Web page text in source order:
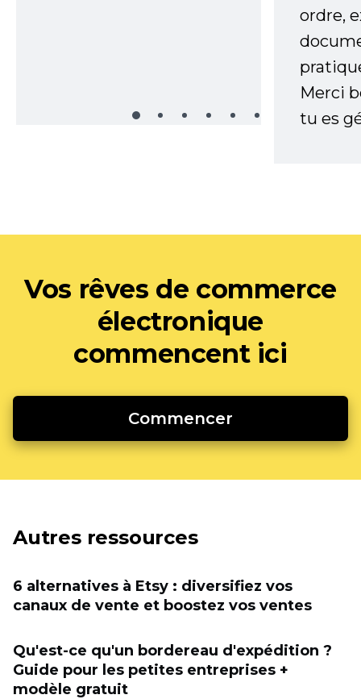
ordre,
Merci
tu es
Vos rêves de commerce
électronique
commencent ici
Commencer
Autres ressources
6 alternatives à Etsy : diversifiez vos
canaux de vente et boostez vos ventes
Qu'est-ce qu'un bordereau d'expédition ?
Guide pour les petites entreprises +
modèle gratuit